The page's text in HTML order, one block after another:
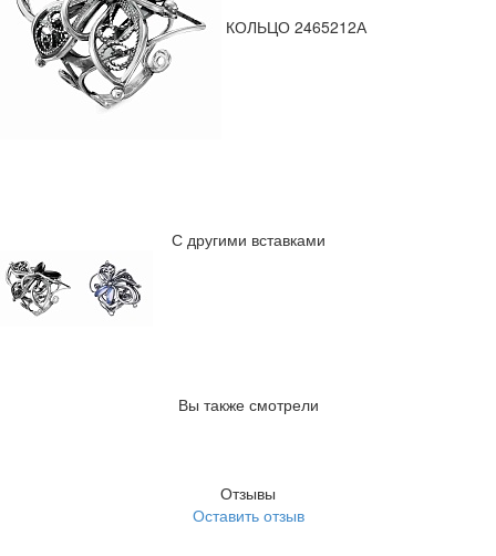
КОЛЬЦО 2465212А
С другими вставками
Вы также смотрели
Отзывы
Оставить отзыв